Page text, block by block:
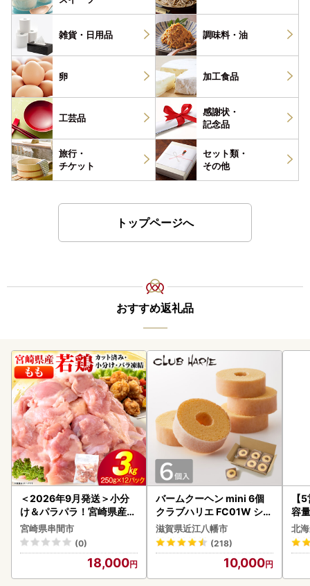
雑貨・ 日用品 調味料・ 油
卵 加工食品
工芸品
感謝状・
記念品
旅行・
チケット
セット類・
その他
トップページへ
おすすめ返礼品
＜2026年9月発送＞小分
け＆パラパラ！宮崎県産鶏
ももカット合計3kg_K043
-009-2609
宮崎県串間市
(0)
18,000
バームクーヘン mini 6個
クラブハリエ FC01W シェ
アボックス バウムクーヘ
ン
滋賀県近江八幡市
(218)
10,000
【
容
あ
ー
058
北